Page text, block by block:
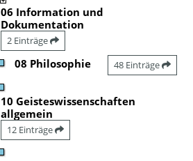
06 Information und
Dokumentation
2 Einträge
08 Philosophie 48 Einträge
10 Geisteswissenschaften
allgemein
12 Einträge